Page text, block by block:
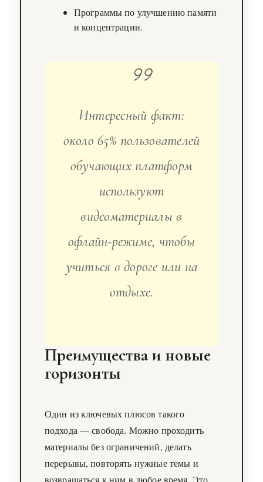
Программы по улучшению памяти
и концентрации.
Интересный факт:
около 65% пользователей
обучающих платформ
используют
видеоматериалы в
офлайн-режиме, чтобы
учиться в дороге или на
отдыхе.
Преимущества и новые
горизонты
Один из ключевых плюсов такого
подхода — свобода. Можно проходить
материалы без ограничений, делать
перерывы, повторять нужные темы и
возвращаться к ним в любое время. Это